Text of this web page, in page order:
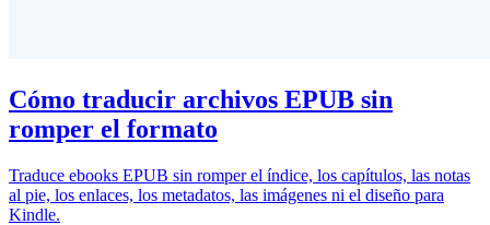
Cómo traducir archivos EPUB sin
romper el formato
Traduce ebooks EPUB sin romper el índice, los capítulos, las notas
al pie, los enlaces, los metadatos, las imágenes ni el diseño para
Kindle.